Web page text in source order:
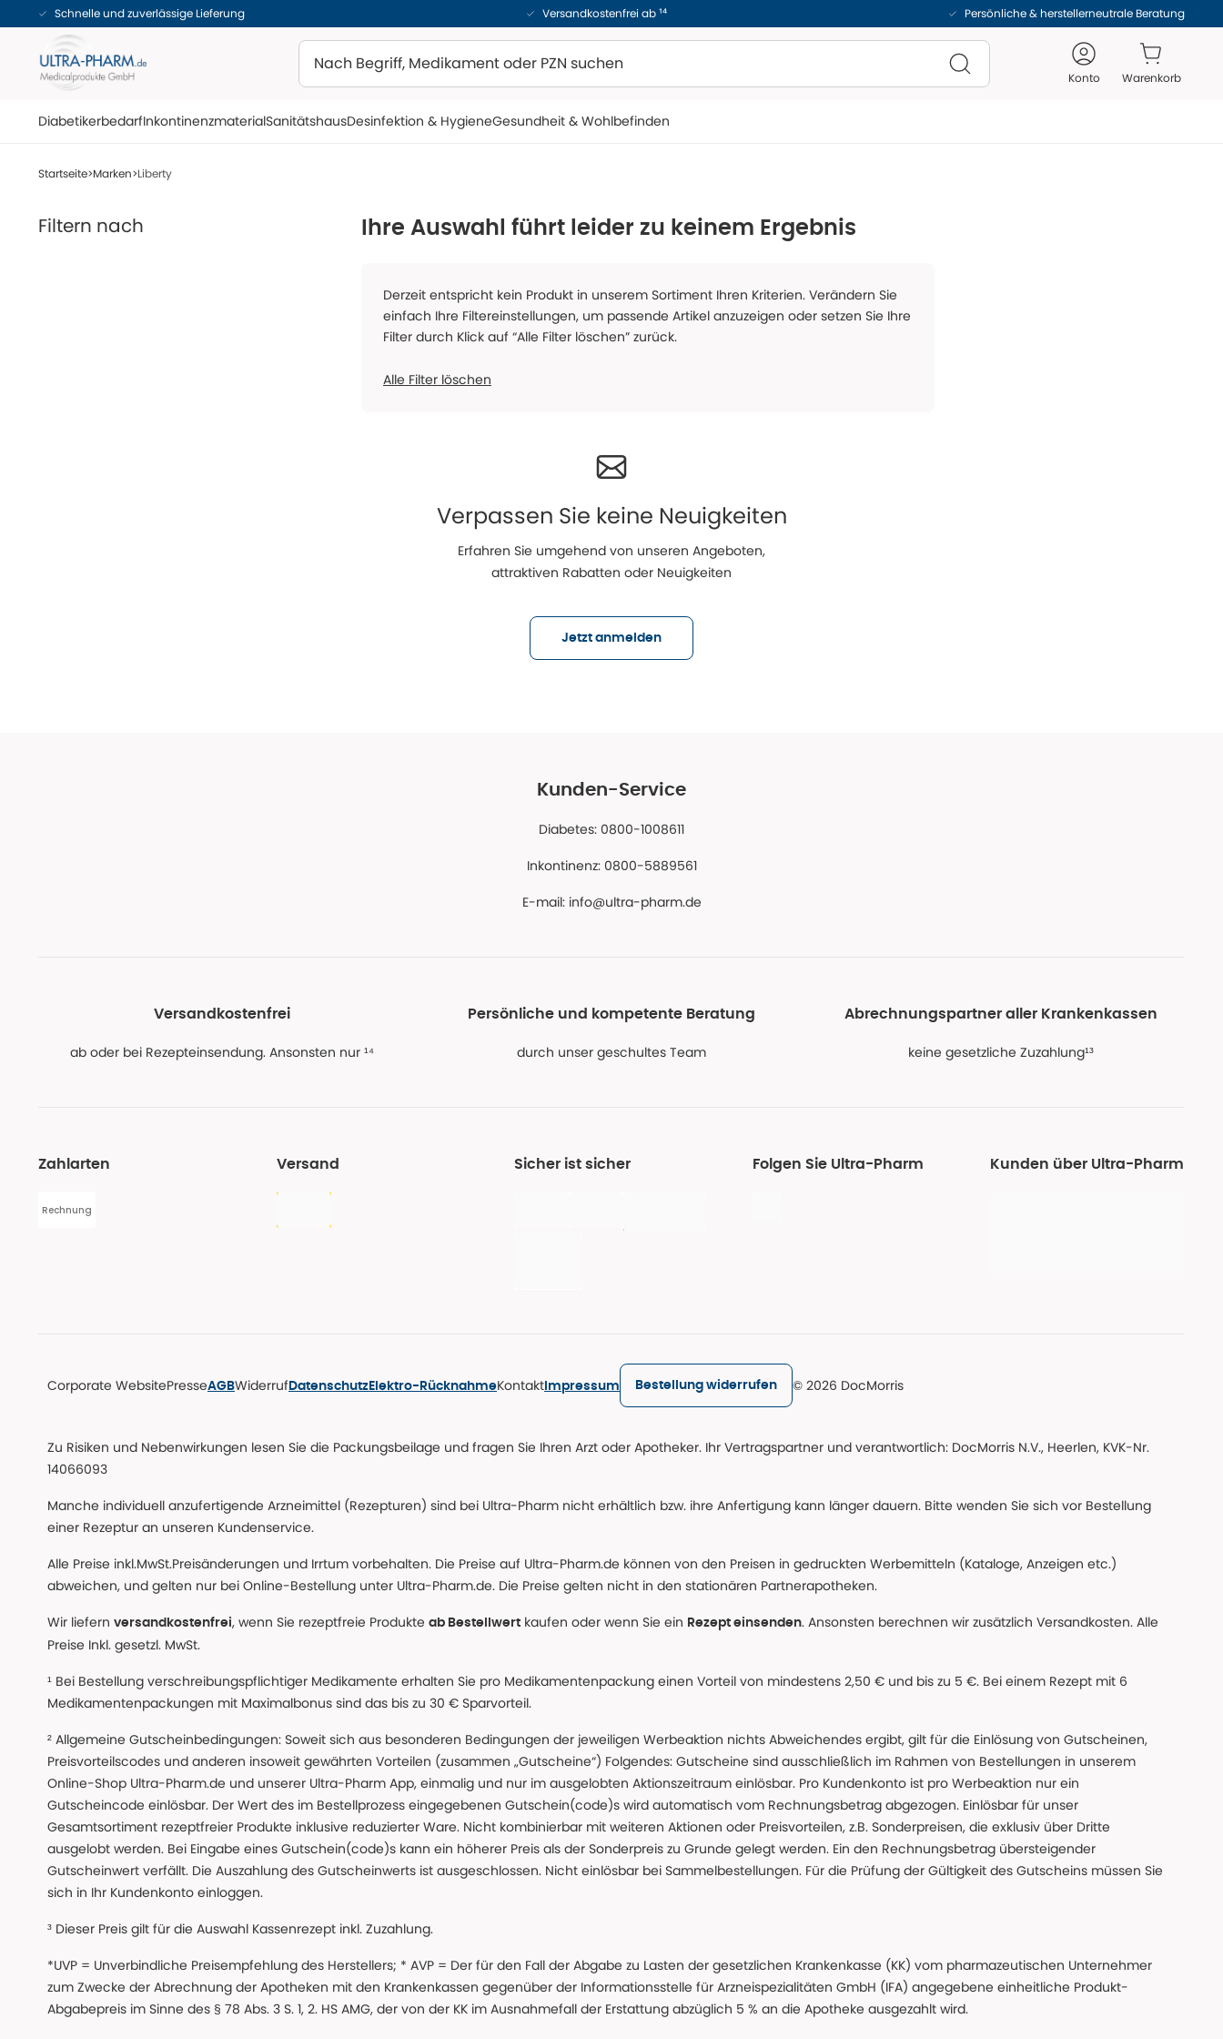
Schnelle und zuverlässige Lieferung Versandkostenfrei ab ¹⁴ Persönliche & herstellerneutrale Beratung
Konto Warenkorb
DiabetikerbedarfInkontinenzmaterialSanitätshausDesinfektion & HygieneGesundheit & Wohlbefinden
Startseite Marken Liberty
Filtern nach Ihre Auswahl führt leider zu keinem Ergebnis
Derzeit entspricht kein Produkt in unserem Sortiment Ihren Kriterien. Verändern Sie
einfach Ihre Filtereinstellungen, um passende Artikel anzuzeigen oder setzen Sie Ihre
Filter durch Klick auf “Alle Filter löschen” zurück.
Alle Filter löschen
Verpassen Sie keine Neuigkeiten
Erfahren Sie umgehend von unseren Angeboten,
attraktiven Rabatten oder Neuigkeiten
Jetzt anmelden
Kunden-Service
Diabetes: 0800-1008611
Inkontinenz: 0800-5889561
E-mail: info@ultra-pharm.de
Versandkostenfrei
ab oder bei Rezepteinsendung. Ansonsten nur ¹⁴
Persönliche und kompetente Beratung
durch unser geschultes Team
Abrechnungspartner aller Krankenkassen
keine gesetzliche Zuzahlung¹³
Zahlarten
Rechnung
Versand Sicher ist sicher Folgen Sie Ultra-Pharm Kunden über Ultra-Pharm
Corporate WebsitePresseAGBWiderruf Datenschutz Elektro-RücknahmeKontakt Impressum Bestellung widerrufen © 2026 DocMorris
Zu Risiken und Nebenwirkungen lesen Sie die Packungsbeilage und fragen Sie Ihren Arzt oder Apotheker. Ihr Vertragspartner und verantwortlich: DocMorris N.V., Heerlen, KVK-Nr.
14066093
Manche individuell anzufertigende Arzneimittel (Rezepturen) sind bei Ultra-Pharm nicht erhältlich bzw. ihre Anfertigung kann länger dauern. Bitte wenden Sie sich vor Bestellung
einer Rezeptur an unseren Kundenservice.
Alle Preise inkl.MwSt.Preisänderungen und Irrtum vorbehalten. Die Preise auf Ultra-Pharm.de können von den Preisen in gedruckten Werbemitteln (Kataloge, Anzeigen etc.)
abweichen, und gelten nur bei Online-Bestellung unter Ultra-Pharm.de. Die Preise gelten nicht in den stationären Partnerapotheken.
Wir liefern versandkostenfrei, wenn Sie rezeptfreie Produkte ab Bestellwert kaufen oder wenn Sie ein Rezept einsenden. Ansonsten berechnen wir zusätzlich Versandkosten. Alle
Preise Inkl. gesetzl. MwSt.
¹ Bei Bestellung verschreibungspflichtiger Medikamente erhalten Sie pro Medikamentenpackung einen Vorteil von mindestens 2,50 € und bis zu 5 €. Bei einem Rezept mit 6
Medikamentenpackungen mit Maximalbonus sind das bis zu 30 € Sparvorteil.
² Allgemeine Gutscheinbedingungen: Soweit sich aus besonderen Bedingungen der jeweiligen Werbeaktion nichts Abweichendes ergibt, gilt für die Einlösung von Gutscheinen,
Preisvorteilscodes und anderen insoweit gewährten Vorteilen (zusammen „Gutscheine“) Folgendes: Gutscheine sind ausschließlich im Rahmen von Bestellungen in unserem
Online-Shop Ultra-Pharm.de und unserer Ultra-Pharm App, einmalig und nur im ausgelobten Aktionszeitraum einlösbar. Pro Kundenkonto ist pro Werbeaktion nur ein
Gutscheincode einlösbar. Der Wert des im Bestellprozess eingegebenen Gutschein(code)s wird automatisch vom Rechnungsbetrag abgezogen. Einlösbar für unser
Gesamtsortiment rezeptfreier Produkte inklusive reduzierter Ware. Nicht kombinierbar mit weiteren Aktionen oder Preisvorteilen, z.B. Sonderpreisen, die exklusiv über Dritte
ausgelobt werden. Bei Eingabe eines Gutschein(code)s kann ein höherer Preis als der Sonderpreis zu Grunde gelegt werden. Ein den Rechnungsbetrag übersteigender
Gutscheinwert verfällt. Die Auszahlung des Gutscheinwerts ist ausgeschlossen. Nicht einlösbar bei Sammelbestellungen. Für die Prüfung der Gültigkeit des Gutscheins müssen Sie
sich in Ihr Kundenkonto einloggen.
³ Dieser Preis gilt für die Auswahl Kassenrezept inkl. Zuzahlung.
*UVP = Unverbindliche Preisempfehlung des Herstellers; * AVP = Der für den Fall der Abgabe zu Lasten der gesetzlichen Krankenkasse (KK) vom pharmazeutischen Unternehmer
zum Zwecke der Abrechnung der Apotheken mit den Krankenkassen gegenüber der Informationsstelle für Arzneispezialitäten GmbH (IFA) angegebene einheitliche Produkt-
Abgabepreis im Sinne des § 78 Abs. 3 S. 1, 2. HS AMG, der von der KK im Ausnahmefall der Erstattung abzüglich 5 % an die Apotheke ausgezahlt wird.